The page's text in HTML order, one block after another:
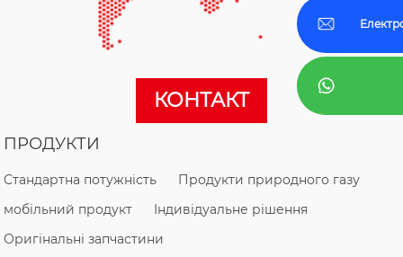
КОНТАКТ
ПРОДУКТИ
Стандартна потужність
Продукти природного газу
мобільний продукт
Індивідуальне рішення
Оригінальні запчастини